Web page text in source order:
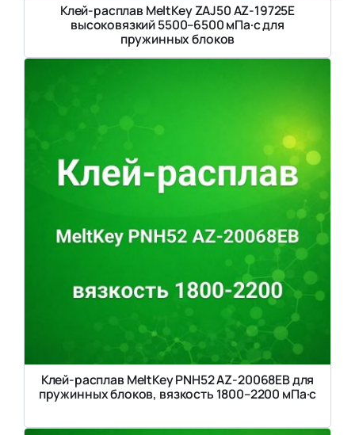
Клей-расплав MeltKey ZAJ50 AZ-19725E
высоковязкий 5500–6500 мПа·с для
пружинных блоков
Клей-расплав MeltKey PNH52 AZ-20068EB для
пружинных блоков, вязкость 1800–2200 мПа·с